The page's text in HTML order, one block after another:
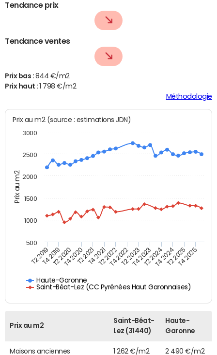
Tendance prix
Tendance ventes
Prix bas : 844 €/m2
Prix haut :1 798 €/m2
Méthodologie
Prix au m2
Prix au m2 (source : estimations JDN)
Haute-Garonne
Saint-Béat-Lez (CC Pyrénées Haut Garonnaises)
T2 2019T4 2019T2 2020T4 2020T2 2021T4 2021T2 2022T4 2022T2 2023T4 2023T2 2024T4 2024T2 2025T4 2025
500
1000
1500
2000
2500
3000
Prix au m2
Saint-Béat-
Lez (31440)
Haute-
Garonne
Maisons anciennes 1 262 €/m2 2 490 €/m2